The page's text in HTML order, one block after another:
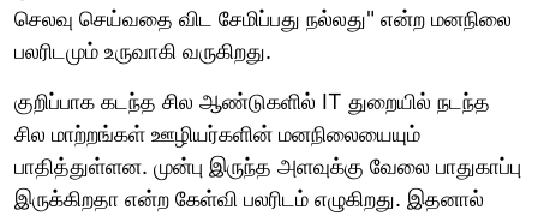
செலவு செய்வதை விட சேமிப்பது நல்லது" என்ற மனநிலை
பலரிடமும் உருவாகி வருகிறது.
குறிப்பாக கடந்த சில ஆண்டுகளில் IT துறையில் நடந்த
சில மாற்றங்கள் ஊழியர்களின் மனநிலையையும்
பாதித்துள்ளன. முன்பு இருந்த அளவுக்கு வேலை பாதுகாப்பு
இருக்கிறதா என்ற கேள்வி பலரிடம் எழுகிறது. இதனால்